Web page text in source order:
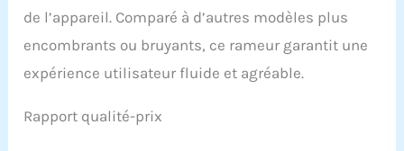
de l’appareil. Comparé à d’autres modèles plus
encombrants ou bruyants, ce rameur garantit une
expérience utilisateur fluide et agréable.
Rapport qualité-prix